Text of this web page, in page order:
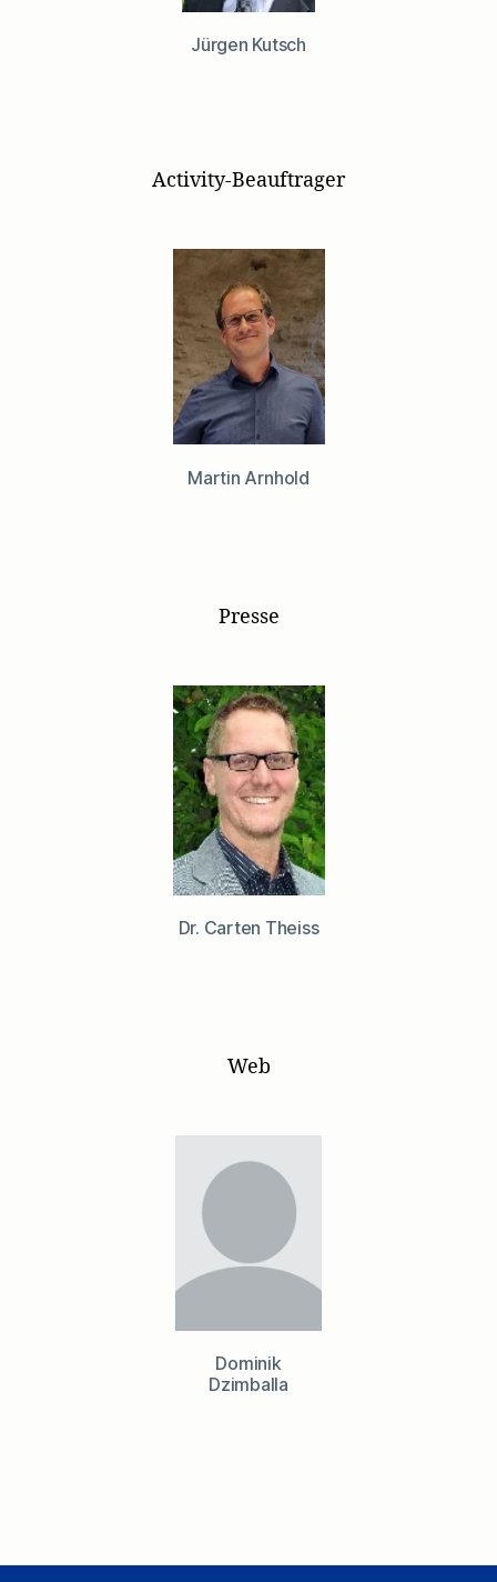
Jürgen Kutsch
Activity-Beauftrager
Martin Arnhold
Presse
Dr. Carten Theiss
Web
Dominik
Dzimballa